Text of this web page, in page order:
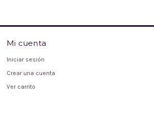
Mi cuenta
Iniciar sesión
Crear una cuenta
Ver carrito